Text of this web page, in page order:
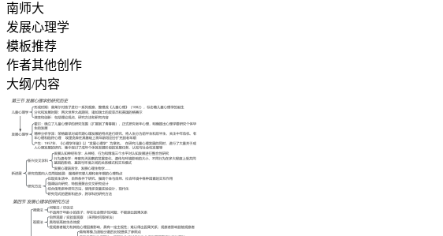
南师大
发展心理学
模板推荐
作者其他创作
大纲/内容